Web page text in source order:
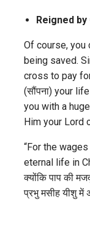
Reigned
Of course,
being saved.
cross to pay
(सौंपना) your
you with a
Him your Lord
“For the
eternal life in
क्योंकि पाप की
प्रभु मसीह यीशु में